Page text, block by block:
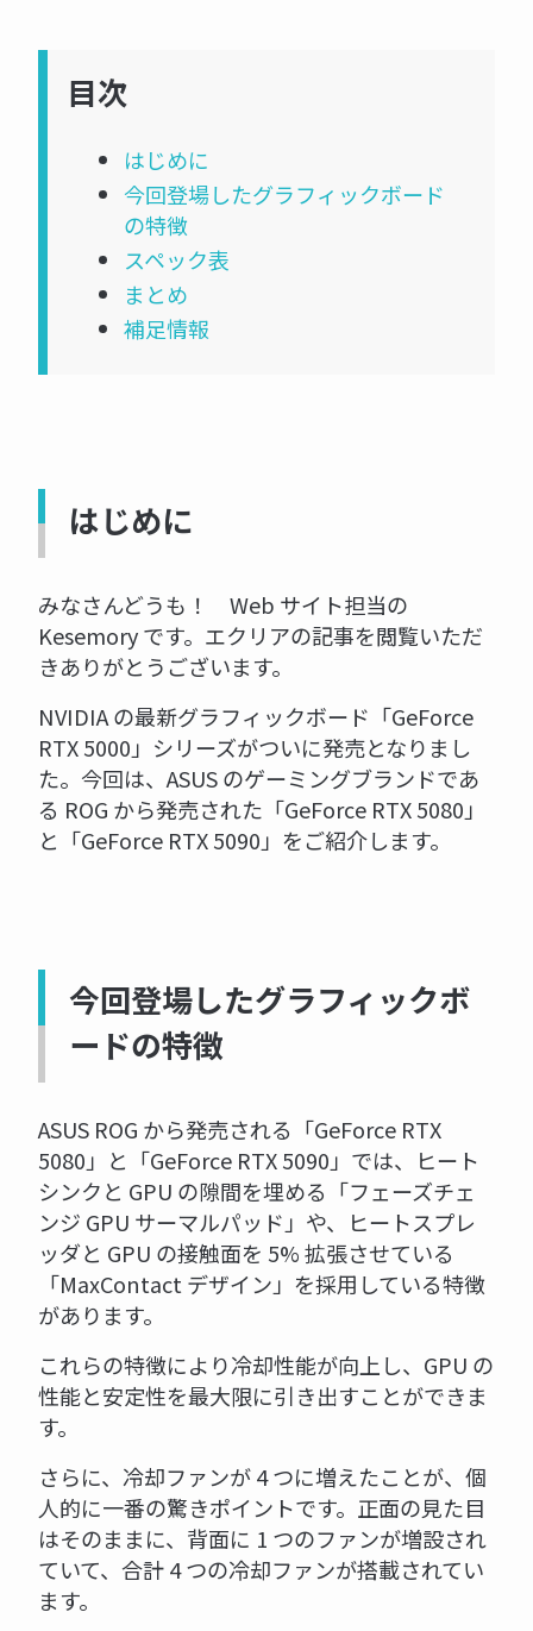
目次
はじめに
今回登場したグラフィックボード
の特徴
スペック表
まとめ
補足情報
はじめに
みなさんどうも！ Web サイト担当の
Kesemory です。エクリアの記事を閲覧いただ
きありがとうございます。
NVIDIA の最新グラフィックボード「GeForce
RTX 5000」シリーズがついに発売となりまし
た。今回は、ASUS のゲーミングブランドであ
る ROG から発売された「GeForce RTX 5080」
と「GeForce RTX 5090」をご紹介します。
今回登場したグラフィックボ
ードの特徴
ASUS ROG から発売される「GeForce RTX
5080」と「GeForce RTX 5090」では、ヒート
シンクと GPU の隙間を埋める「フェーズチェ
ンジ GPU サーマルパッド」や、ヒートスプレ
ッダと GPU の接触面を 5% 拡張させている
「MaxContact デザイン」を採用している特徴
があります。
これらの特徴により冷却性能が向上し、GPU の
性能と安定性を最大限に引き出すことができま
す。
さらに、冷却ファンが 4 つに増えたことが、個
人的に一番の驚きポイントです。正面の見た目
はそのままに、背面に 1 つのファンが増設され
ていて、合計 4 つの冷却ファンが搭載されてい
ます。